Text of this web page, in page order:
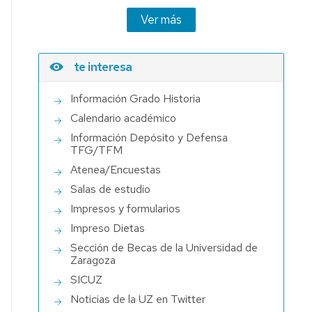
Ver más
te interesa
Información Grado Historia
Calendario académico
Información Depósito y Defensa
TFG/TFM
Atenea/Encuestas
Salas de estudio
Impresos y formularios
Impreso Dietas
Sección de Becas de la Universidad de
Zaragoza
SICUZ
Noticias de la UZ en Twitter